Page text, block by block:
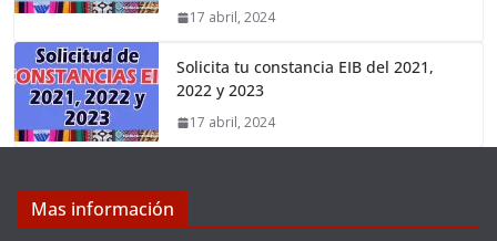
17 abril, 2024
Solicita tu constancia EIB del 2021,
2022 y 2023
17 abril, 2024
Mas información